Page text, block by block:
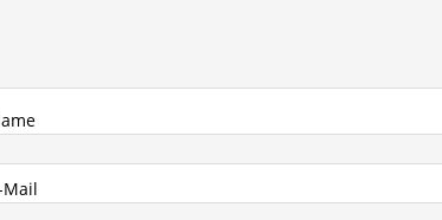
Mail